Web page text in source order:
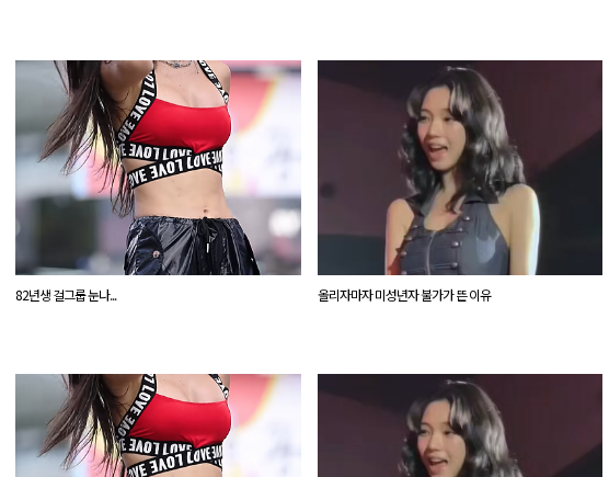
82년생 걸그룹 눈나... 올리자마자 미성년자 불가가 뜬 이유